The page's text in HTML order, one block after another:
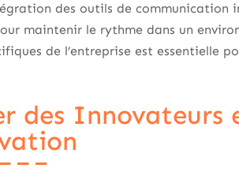
des outils de communication
maintenir le rythme dans un
de l’entreprise est essentielle
des